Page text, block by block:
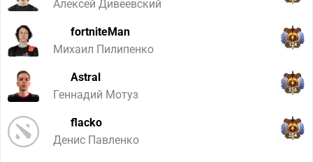
Алексей Дивеевский
fortniteMan
Михаил Пилипенко
124
Astral
Геннадий Мотуз
216
flacko
Денис Павленко
254